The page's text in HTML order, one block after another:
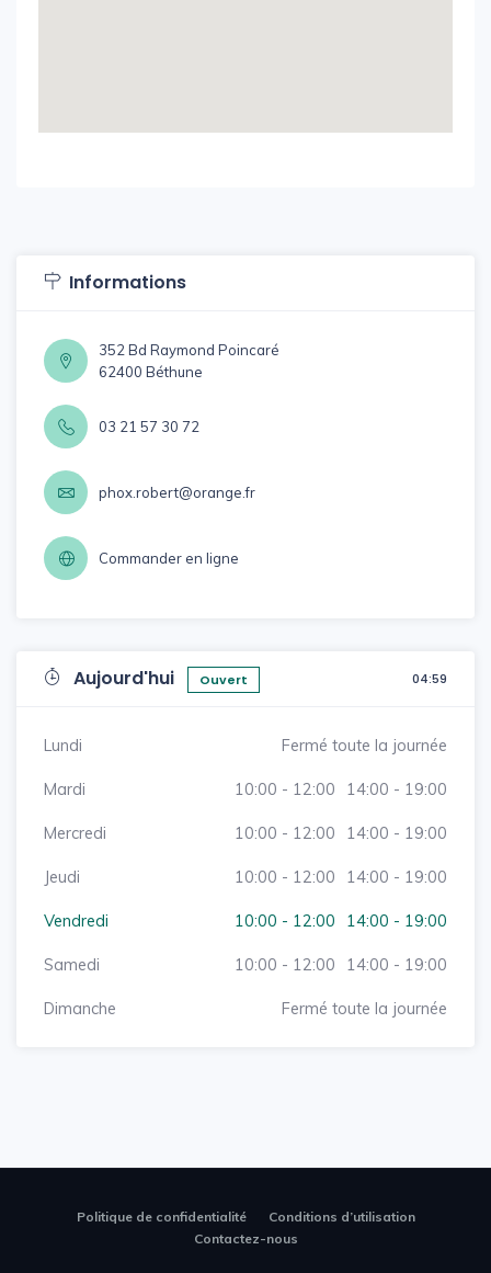
Informations
352 Bd Raymond Poincaré
62400 Béthune
03 21 57 30 72
phox.robert@orange.fr
Commander en ligne
Aujourd'hui Ouvert 04:59
Lundi Fermé toute la journée
Mardi 14:00 - 19:00
10:00 - 12:00
Mercredi 14:00 - 19:00
10:00 - 12:00
Jeudi 14:00 - 19:00
10:00 - 12:00
Vendredi 14:00 - 19:00
10:00 - 12:00
Samedi 14:00 - 19:00
10:00 - 12:00
Dimanche Fermé toute la journée
Politique de confidentialité
Conditions d’utilisation
Contactez-nous